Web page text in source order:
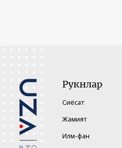
Рукнлар
Сиёсат
Жамият
Илм-фан